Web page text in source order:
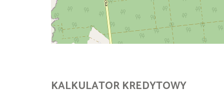
KALKULATOR KREDYTOWY